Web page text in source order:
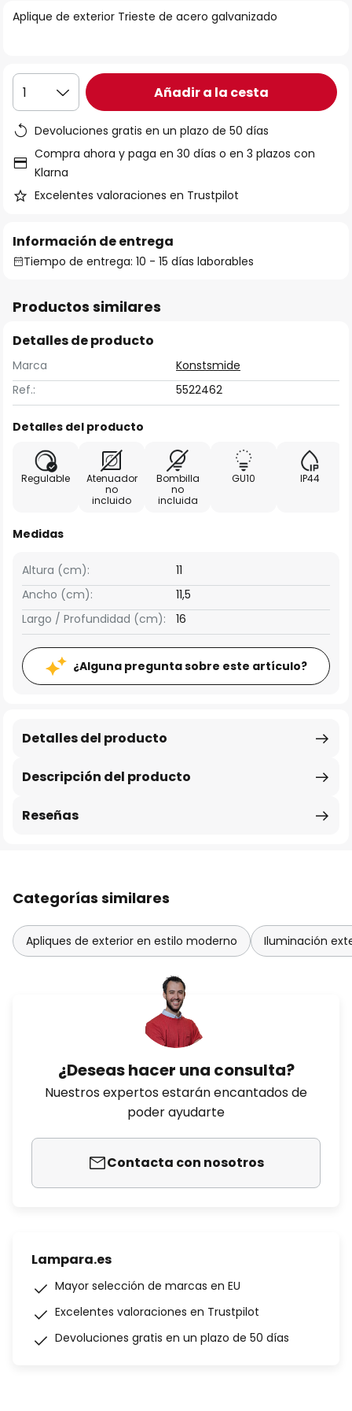
imágenes
Aplique de exterior Trieste de acero galvanizado
1 Añadir a la cesta
Devoluciones gratis en un plazo de 50 días
Compra ahora y paga en 30 días o en 3 plazos con
Klarna
Excelentes valoraciones en Trustpilot
Información de entrega
Tiempo de entrega: 10 - 15 días laborables
Productos similares
Detalles de producto
Marca
Konstsmide
Ref.:
5522462
Detalles del producto
Regulable
Atenuador
no
incluido
Bombilla
no
incluida
GU10 IP44
Medidas
Ancho (cm): 11,5
Altura (cm): 11
Largo / Profundidad (cm): 16
¿Alguna pregunta sobre este artículo?
Descripción del producto
Detalles del producto
Reseñas
Categorías similares
Apliques de exterior en estilo moderno Iluminación
¿Deseas hacer una consulta?
Nuestros expertos estarán encantados de
poder ayudarte
Contacta con nosotros
Lampara.es
Mayor selección de marcas en EU
Excelentes valoraciones en Trustpilot
Devoluciones gratis en un plazo de 50 días